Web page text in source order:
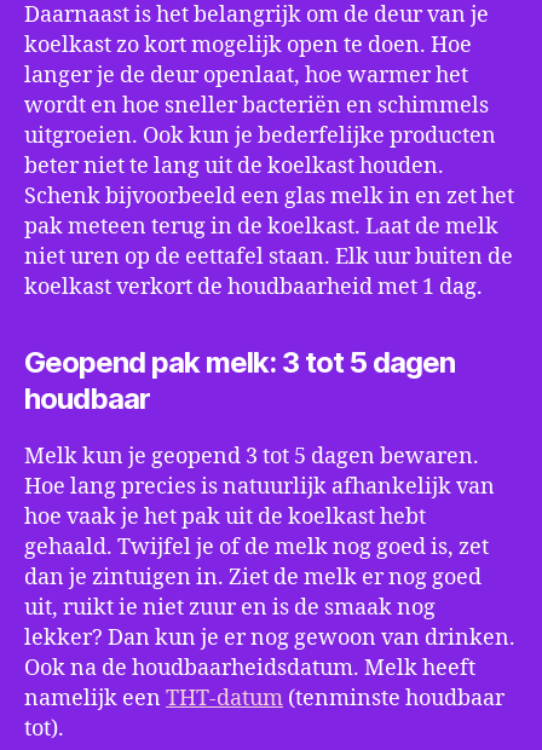
Daarnaast is het belangrijk om de deur van je
koelkast zo kort mogelijk open te doen. Hoe
langer je de deur openlaat, hoe warmer het
wordt en hoe sneller bacteriën en schimmels
uitgroeien. Ook kun je bederfelijke producten
beter niet te lang uit de koelkast houden.
Schenk bijvoorbeeld een glas melk in en zet het
pak meteen terug in de koelkast. Laat de melk
niet uren op de eettafel staan. Elk uur buiten de
koelkast verkort de houdbaarheid met 1 dag.
Geopend pak melk: 3 tot 5 dagen
houdbaar
Melk kun je geopend 3 tot 5 dagen bewaren.
Hoe lang precies is natuurlijk afhankelijk van
hoe vaak je het pak uit de koelkast hebt
gehaald. Twijfel je of de melk nog goed is, zet
dan je zintuigen in. Ziet de melk er nog goed
uit, ruikt ie niet zuur en is de smaak nog
lekker? Dan kun je er nog gewoon van drinken.
Ook na de houdbaarheidsdatum. Melk heeft
namelijk een THT-datum (tenminste houdbaar
tot).